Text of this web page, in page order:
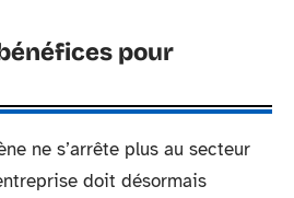
pour
ne s’arrête plus au secteur
doit désormais